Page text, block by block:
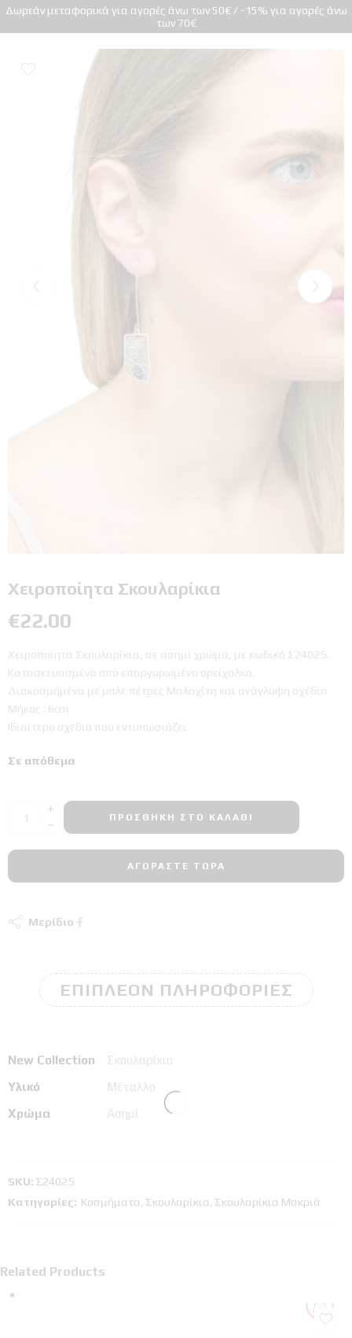
Δωρεάν μεταφορικά για αγορές άνω των 50€ / -15% για αγορές άνω
των 70€
Χειροποίητα Σκουλαρίκια
€22.00
Χειροποίητα Σκουλαρίκια, σε ασημί χρώμα, με κωδικό Σ24025.
Κατασκευασμένο από επαργυρωμένο ορείχαλκο.
Διακοσμημένα με μπλε πέτρες Μαλαχίτη και ανάγλυφη σχέδια
Μήκος : 6cm
Ιδιαίτερο σχέδιο που εντυπωσιάζει
Σε απόθεμα
ΠΡΟΣΘΉΚΗ ΣΤΟ ΚΑΛΆΘΙ
ΑΓΟΡΆΣΤΕ ΤΏΡΑ
Μερίδιο
ΕΠΙΠΛΈΟΝ ΠΛΗΡΟΦΟΡΊΕΣ
New Collection
Σκουλαρίκια
Υλικό
Μέταλλο
Χρώμα
Ασημί
SKU: Σ24025
Κατηγορίες: Κοσμήματα Σκουλαρίκια Σκουλαρίκια Μακριά
Related Products